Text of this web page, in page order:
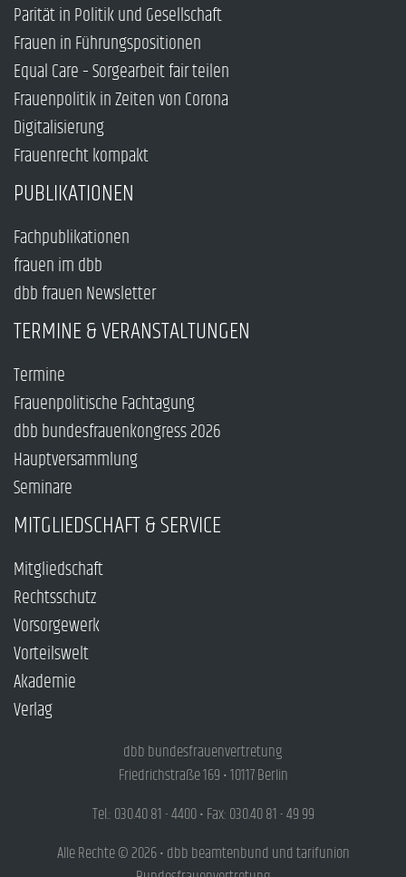
Parität in Politik und Gesellschaft
Frauen in Führungspositionen
Equal Care – Sorgearbeit fair teilen
Frauenpolitik in Zeiten von Corona
Digitalisierung
Frauenrecht kompakt
PUBLIKATIONEN
Fachpublikationen
frauen im dbb
dbb frauen Newsletter
TERMINE & VERANSTALTUNGEN
Termine
Frauenpolitische Fachtagung
dbb bundesfrauenkongress 2026
Hauptversammlung
Seminare
MITGLIEDSCHAFT & SERVICE
Mitgliedschaft
Rechtsschutz
Vorsorgewerk
Vorteilswelt
Akademie
Verlag
dbb bundesfrauenvertretung
Friedrichstraße 169 • 10117 Berlin
Tel.: 030.40 81 - 4400 • Fax: 030.40 81 - 49 99
Alle Rechte © 2026 • dbb beamtenbund und tarifunion